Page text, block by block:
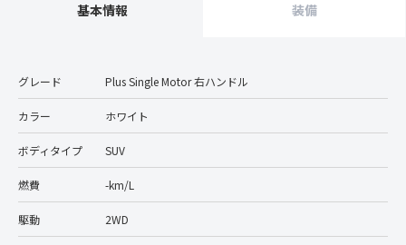
基本情報 装備
グレード Plus Single Motor 右ハンドル
カラー ホワイト
ボディタイプ SUV
燃費 -km/L
駆動 2WD